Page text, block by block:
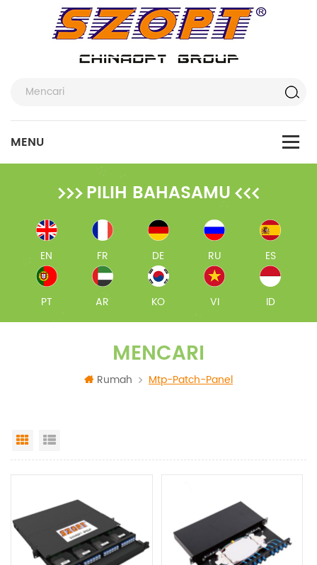
PILIH BAHASAMU
EN FR DE RU ES
PT AR KO VI ID
MENCARI
Rumah Mtp-Patch-Panel
Grid View